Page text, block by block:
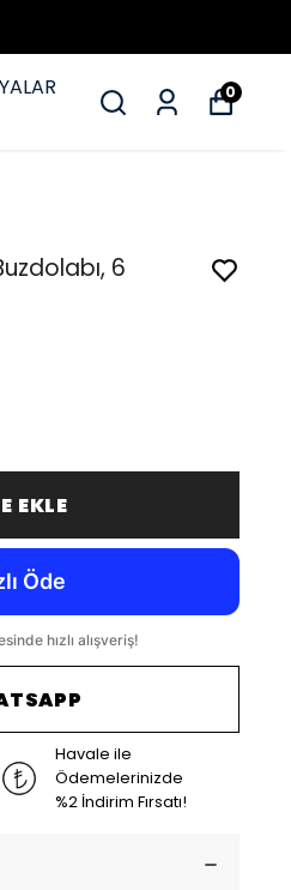
0
6
EKLE
Havale ile
Ödemelerinizde
%2 İndirim Fırsatı!